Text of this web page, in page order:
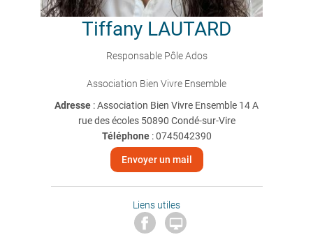
Tiffany LAUTARD
Responsable Pôle Ados
Association Bien Vivre Ensemble
Adresse : Association Bien Vivre Ensemble 14 A
rue des écoles 50890 Condé-sur-Vire
Téléphone:0745042390
Envoyer un mail
Liens utiles
